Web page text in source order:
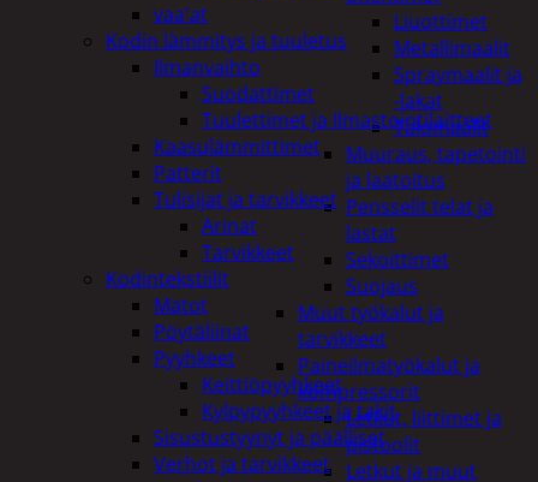
Liuottimet
Metallimaalit
Spraymaalit ja
-lakat
Talomaalit
Muuraus, tapetointi
ja laatoitus
Pensselit telat ja
lastat
Sekoittimet
Suojaus
Muut työkalut ja
tarvikkeet
Paineilmatyökalut ja
kompressorit
Letkut, liittimet ja
pistoolit
Letkut ja muut
vaa'at
Kodin lämmitys ja tuuletus
Ilmanvaihto
Suodattimet
Tuulettimet ja Ilmastointilaitteet
Kaasulämmittimet
Patterit
Tulisijat ja tarvikkeet
Arinat
Tarvikkeet
Kodintekstiilit
Matot
Pöytäliinat
Pyyhkeet
Keittiöpyyhkeet
Kylpypyyhkeet ja takit
Sisustustyynyt ja päälliset
Verhot ja tarvikkeet